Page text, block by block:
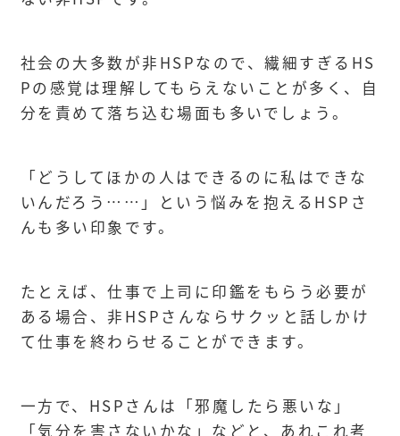
社会の大多数が非HSPなので、繊細すぎるHS
Pの感覚は理解してもらえないことが多く、自
分を責めて落ち込む場面も多いでしょう。
「どうしてほかの人はできるのに私はできな
いんだろう……」という悩みを抱えるHSPさ
んも多い印象です。
たとえば、仕事で上司に印鑑をもらう必要が
ある場合、非HSPさんならサクッと話しかけ
て仕事を終わらせることができます。
一方で、HSPさんは「邪魔したら悪いな」
「気分を害さないかな」などと、あれこれ考